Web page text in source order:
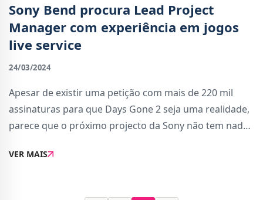
Sony Bend procura Lead Project
Manager com experiência em jogos
live service
24/03/2024
Apesar de existir uma petição com mais de 220 mil
assinaturas para que Days Gone 2 seja uma realidade,
parece que o próximo projecto da Sony não tem nada
no site de carreiras da Sony Interactive
VER MAIS